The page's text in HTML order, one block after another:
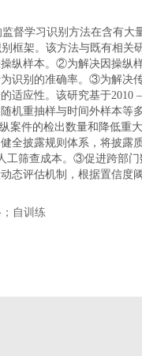
学习识别方法在含有大
框架。该方法与既有相
纵样本。②为解决因操纵
识别的准确率。③为解决
适应性。该研究基于
机重抽样与时间外样本
案件的检出数量和降低
全披露规则体系，将披
工筛查成本。③促进跨部
评估机制，根据置信度
自训练